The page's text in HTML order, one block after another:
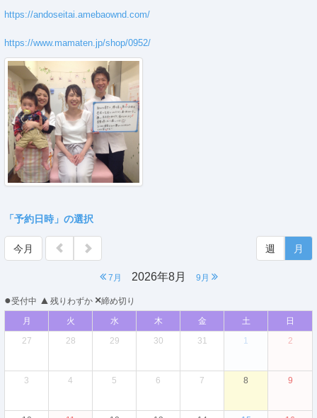
https://andoseitai.amebaownd.com/
https://www.mamaten.jp/shop/0952/
「予約日時」の選択
今月
7月 2026年8月 9月
週 月
●受付中 ▲ 残りわずか ×締め切り
月
火 水 木 金 土
日
27
28 29 30 31 1 2
3 4 5 6 7 8 9